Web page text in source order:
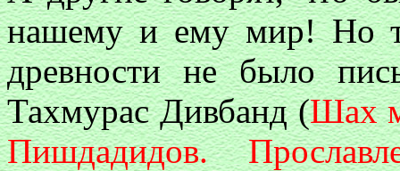
нашему и ему мир! Но
древности не было
Тахмурас Дивбанд (Шах
Пишдадидов.